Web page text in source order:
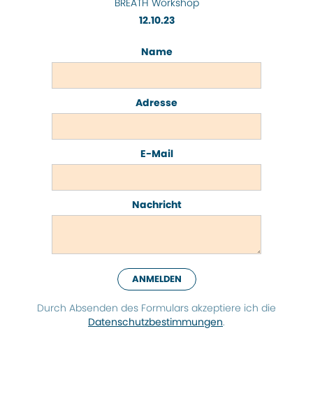
12.10.23
Name
Adresse
E-Mail
Nachricht
Durch Absen­den des Formu­lars akzep­tiere ich die
Datenschutz­bestimmungen.